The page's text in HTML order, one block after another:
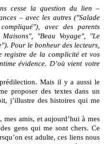
cesse la question du lien –
– avec les autres ("Salade
avec des parents
"Beau Voyage", "Le
Pour le bonheur des lecteurs,
registre de la complicité et vos
évidence. D’où vient votre
Mais il y a aussi le
proposer des textes dans un
j’illustre des histoires qui me
amis, et aujourd’hui à mes
gens qui me sont chers. Ce
est adulte, ces liens nous